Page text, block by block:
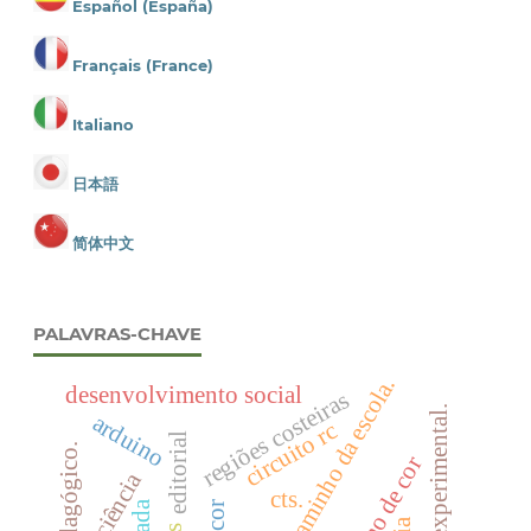
Español (España)
Français (France)
Italiano
日本語
简体中文
PALAVRAS-CHAVE
editorialregiões costeiras
desenvolvimento social
cts.
ciência
arduino circuito rc